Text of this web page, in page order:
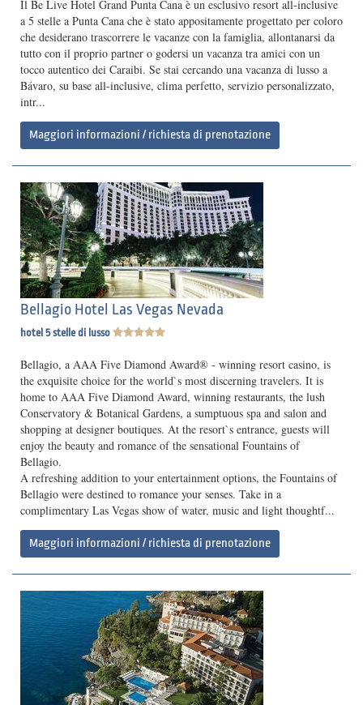
Il Be Live Hotel Grand Punta Cana è un esclusivo resort all-inclusive
a 5 stelle a Punta Cana che è stato appositamente progettato per coloro
che desiderano trascorrere le vacanze con la famiglia, allontanarsi da
tutto con il proprio partner o godersi un vacanza tra amici con un
tocco autentico dei Caraibi. Se stai cercando una vacanza di lusso a
Bávaro, su base all-inclusive, clima perfetto, servizio personalizzato,
intr...
Maggiori informazioni / richiesta di prenotazione
Bellagio Hotel Las Vegas Nevada
hotel 5 stelle di lusso
Bellagio, a AAA Five Diamond Award® - winning resort casino, is
the exquisite choice for the world`s most discerning travelers. It is
home to AAA Five Diamond Award, winning restaurants, the lush
Conservatory & Botanical Gardens, a sumptuous spa and salon and
shopping at designer boutiques. At the resort`s entrance, guests will
enjoy the beauty and romance of the sensational Fountains of
Bellagio.
A refreshing addition to your entertainment options, the Fountains of
Bellagio were destined to romance your senses. Take in a
complimentary Las Vegas show of water, music and light thoughtf...
Maggiori informazioni / richiesta di prenotazione